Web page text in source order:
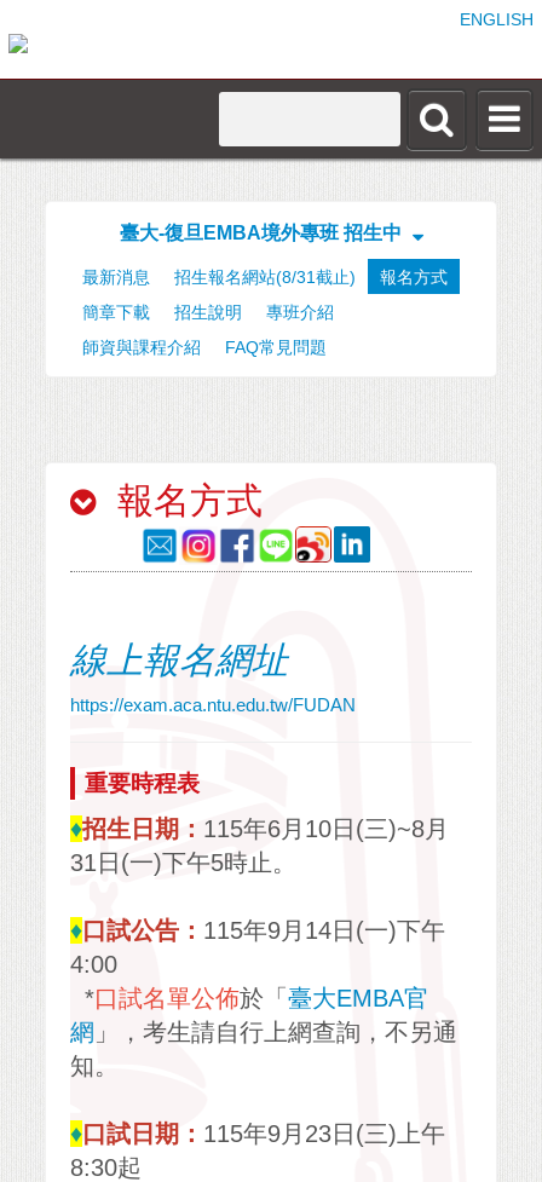
ENGLISH
臺大-復旦EMBA境外專班 招生中
最新消息 招生報名網站(8/31截止)
報名方式
簡章下載
招生說明
專班介紹
師資與課程介紹
FAQ常見問題
報名方式
線上報名網址
https://exam.aca.ntu.edu.tw/FUDAN
重要時程表
♦招生日期： 115年6月10日(三)~8月
31日(一)下午5時止。
♦口試公告： 115年9月14日(一)下午
4:00
*口試名單公佈於「臺大EMBA官
網 」，考生請自行上網查詢，不另通
知。
♦口試日期： 115年9月23日(三)上午
8:30起